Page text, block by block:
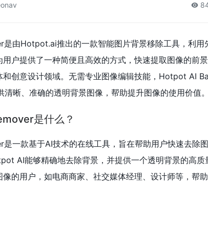
由Hotpot.ai推出的一款智能图片背景移除工具，利用
户提供了一种简便且高效的方式，快速提取图像的前
和创意设计领域。无需专业图像编辑技能，Hotpot AI
晰、准确的透明背景图像，帮助提升图像的使用价值。
是什么？
一款基于AI技术的在线工具，旨在帮助用户快速去除
AI能够精确地去除背景，并提供一个透明背景的高质
的用户，如电商商家、社交媒体经理、设计师等，帮